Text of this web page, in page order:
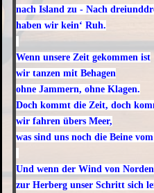
nach Island zu - Nach
haben wir kein‘ Ruh.
Wenn unsere Zeit gekommen ist
wir tanzen mit Behagen
ohne Jammern, ohne Klagen.
Doch kommt die Zeit, doch
wir fahren übers Meer,
was sind uns noch die Beine
Und wenn der Wind von
zur Herberg unser Schritt sich